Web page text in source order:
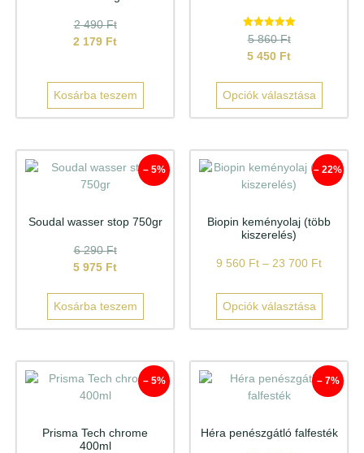
2 490Ft
2 179 Ft
Kosárba teszem
Értékelés:
5.00
/ 5
5 860Ft
5 450 Ft
Opciók választása
– 5%
Soudal wasser stop 750gr
6 290Ft
5 975 Ft
Kosárba teszem
– 22%
Biopin keményolaj (több
kiszerelés)
9 560 Ft – 23 700 Ft
Opciók választása
– 5%
Prisma Tech chrome
400ml
– 7%
Héra penészgátló falfesték